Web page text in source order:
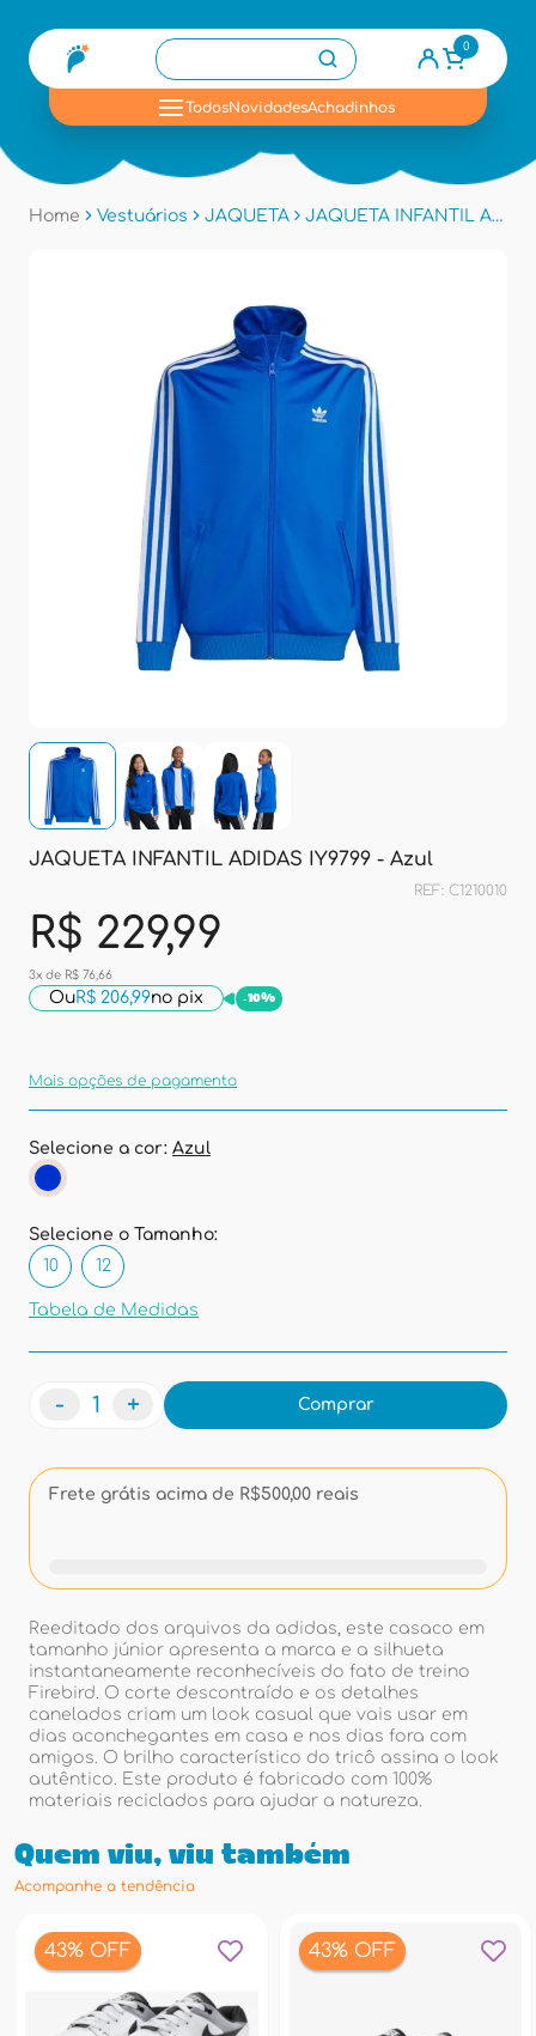
0
TodosNovidadesAchadinhos
Home Vestuários JAQUETA JAQUETA INFANTIL ADIDAS IY9799 - Azul
JAQUETA INFANTIL ADIDAS IY9799 - Azul
REF: C1210010
R$ 229,99
3x de R$ 76,66
OuR$ 206,99no pix -10%
Mais opções de pagamento
Selecione a cor: Azul
Selecione o Tamanho:
10
12
Tabela de Medidas
- + Comprar
Frete grátis acima de R$500,00 reais
Reeditado dos arquivos da adidas, este casaco em
tamanho júnior apresenta a marca e a silhueta
instantaneamente reconhecíveis do fato de treino
Firebird. O corte descontraído e os detalhes
canelados criam um look casual que vais usar em
dias aconchegantes em casa e nos dias fora com
amigos. O brilho característico do tricô assina o look
autêntico. Este produto é fabricado com 100%
materiais reciclados para ajudar a natureza.
Quem viu, viu também
Acompanhe a tendência
43% OFF 43% OFF